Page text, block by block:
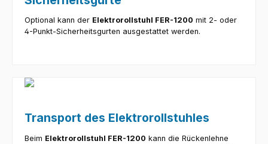
Optional kann der Elektrorollstuhl FER-1200 mit 2- oder
4-Punkt-Sicherheitsgurten ausgestattet werden.
Transport des Elektrorollstuhles
Beim Elektrorollstuhl FER-1200 kann die Rückenlehne